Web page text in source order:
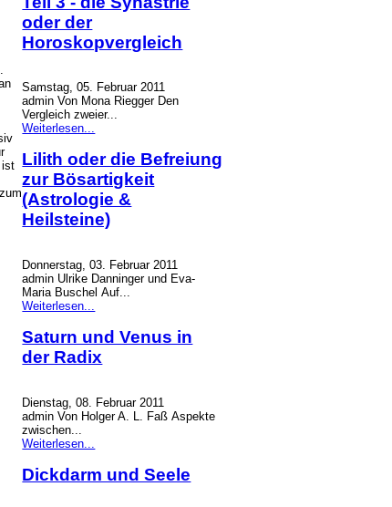
ist
oder der
Horoskopvergleich
Samstag, 05. Februar 2011
admin Von Mona Riegger Den
Vergleich zweier...
Weiterlesen...
Lilith oder die Befreiung
zur Bösartigkeit
(Astrologie &
Heilsteine)
Donnerstag, 03. Februar 2011
admin Ulrike Danninger und Eva-
Maria Buschel Auf...
Weiterlesen...
Saturn und Venus in
der Radix
Dienstag, 08. Februar 2011
admin Von Holger A. L. Faß Aspekte
zwischen...
Weiterlesen...
Dickdarm und Seele